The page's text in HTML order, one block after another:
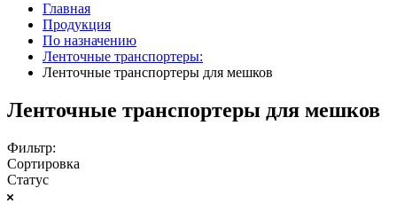
Главная
Продукция
По назначению
Ленточные транспортеры:
Ленточные транспортеры для мешков
Ленточные транспортеры для мешков
Фильтр:
Сортировка
Статус